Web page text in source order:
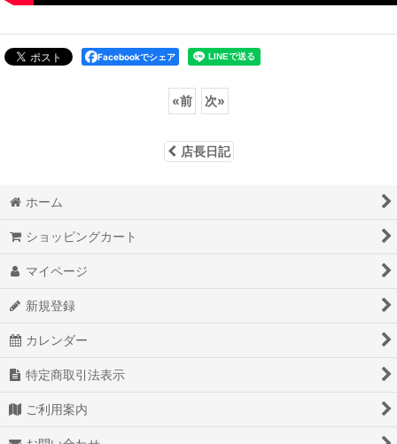
Facebookでシェア
«前 次»
店長日記
ホーム
ショッピングカート
マイページ
新規登録
カレンダー
特定商取引法表示
ご利用案内